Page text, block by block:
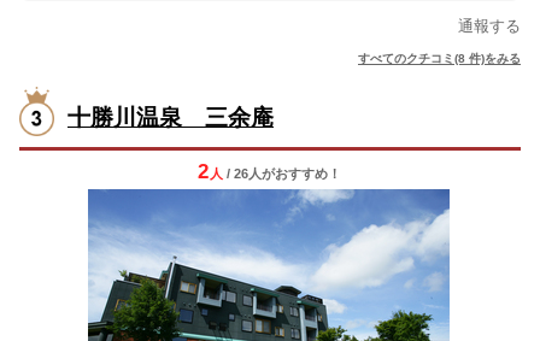
通報する
すべてのクチコミ(8 件)をみる
十勝川温泉 三余庵
2 人 / 26人がおすすめ！